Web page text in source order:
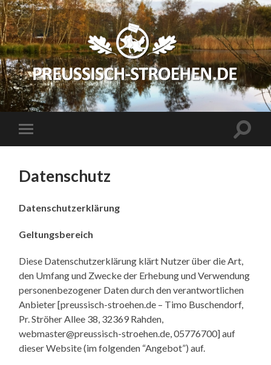
preussisch-
stroehen.de
Mobile-
Menü
Datenschutz
Datenschutzerklärung
Geltungsbereich
Diese Datenschutzerklärung klärt Nutzer über die Art,
den Umfang und Zwecke der Erhebung und Verwendung
personenbezogener Daten durch den verantwortlichen
Anbieter [preussisch-stroehen.de – Timo Buschendorf,
Pr. Ströher Allee 38, 32369 Rahden,
webmaster@preussisch-stroehen.de, 05776700] auf
dieser Website (im folgenden “Angebot”) auf.